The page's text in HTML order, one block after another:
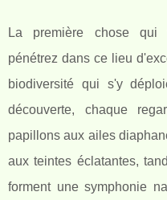
La première chose qui
pénétrez dans ce lieu
biodiversité qui s'y
découverte, chaque
papillons aux ailes
aux teintes éclatantes,
forment une symphonie